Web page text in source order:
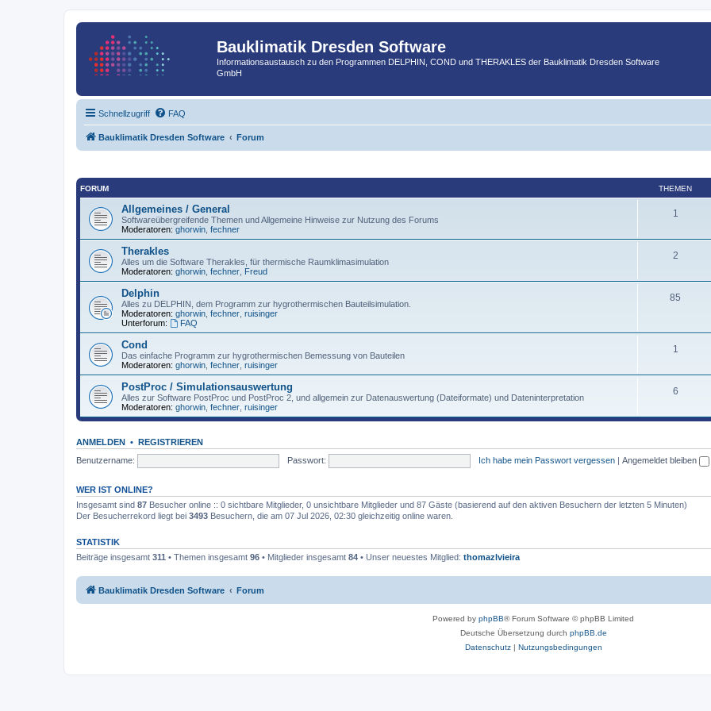
Bauklimatik Dresden Software
Informationsaustausch zu den Programmen DELPHIN, COND und THERAKLES der Bauklimatik Dresden Software
GmbH
Schnellzugriff FAQ
Bauklimatik Dresden Software Forum
FORUM THEMEN
Allgemeines / General
Softwareübergreifende Themen und Allgemeine Hinweise zur Nutzung des Forums
Moderatoren: ghorwin fechner
1
Therakles
Alles um die Software Therakles, für thermische Raumklimasimulation
Moderatoren: ghorwin fechner Freud
2
Delphin
Alles zu DELPHIN, dem Programm zur hygrothermischen Bauteilsimulation.
Moderatoren: ghorwin fechner ruisinger
Unterforum:
FAQ
85
Cond
Das einfache Programm zur hygrothermischen Bemessung von Bauteilen
Moderatoren: ghorwin fechner ruisinger
1
PostProc / Simulationsauswertung
Alles zur Software PostProc und PostProc 2, und allgemein zur Datenauswertung (Dateiformate) und Dateninterpretation
Moderatoren: ghorwin fechner ruisinger
6
ANMELDEN • REGISTRIEREN
Benutzername:
Passwort: Ich habe mein Passwort vergessen | Angemeldet bleiben
WER IST ONLINE?
Insgesamt sind 87 Besucher online :: 0 sichtbare Mitglieder, 0 unsichtbare Mitglieder und 87 Gäste (basierend auf den aktiven Besuchern der letzten 5 Minuten)
Der Besucherrekord liegt bei 3493 Besuchern, die am 07 Jul 2026, 02:30 gleichzeitig online waren.
STATISTIK
Beiträge insgesamt 311 • Themen insgesamt 96 • Mitglieder insgesamt 84 • Unser neuestes Mitglied: thomazlvieira
Bauklimatik Dresden Software Forum
Powered by phpBB® Forum Software © phpBB Limited
Deutsche Übersetzung durch phpBB.de
Datenschutz| Nutzungsbedingungen